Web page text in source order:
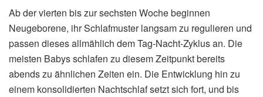
Ab der vierten bis zur sechsten Woche beginnen
Neugeborene, ihr Schlafmuster langsam zu regulieren und
passen dieses allmählich dem Tag-Nacht-Zyklus an. Die
meisten Babys schlafen zu diesem Zeitpunkt bereits
abends zu ähnlichen Zeiten ein. Die Entwicklung hin zu
einem konsolidierten Nachtschlaf setzt sich fort, und bis